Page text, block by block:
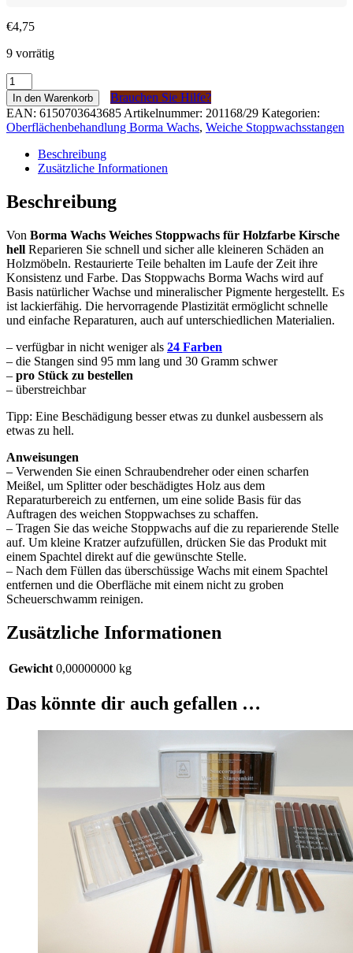
€4,75
9 vorrätig
Borma
Wachs
Zachte
Stopwas
voor
hout
Licht
Kersen
(kleur
29)
In den Warenkorb
Brauchen Sie Hilfe?
EAN: 6150703643685 Artikelnummer: 201168/29 Kategorien:
Oberflächenbehandlung Borma Wachs, Weiche Stoppwachsstangen
Beschreibung
Zusätzliche Informationen
Beschreibung
Von Borma Wachs Weiches Stoppwachs für Holzfarbe Kirsche
hell Reparieren Sie schnell und sicher alle kleineren Schäden an
Holzmöbeln. Restaurierte Teile behalten im Laufe der Zeit ihre
Konsistenz und Farbe. Das Stoppwachs Borma Wachs wird auf
Basis natürlicher Wachse und mineralischer Pigmente hergestellt. Es
ist lackierfähig. Die hervorragende Plastizität ermöglicht schnelle
und einfache Reparaturen, auch auf unterschiedlichen Materialien.
– verfügbar in nicht weniger als 24 Farben
– die Stangen sind 95 mm lang und 30 Gramm schwer
– pro Stück zu bestellen
– überstreichbar
Tipp: Eine Beschädigung besser etwas zu dunkel ausbessern als
etwas zu hell.
Anweisungen
– Verwenden Sie einen Schraubendreher oder einen scharfen
Meißel, um Splitter oder beschädigtes Holz aus dem
Reparaturbereich zu entfernen, um eine solide Basis für das
Auftragen des weichen Stoppwachses zu schaffen.
– Tragen Sie das weiche Stoppwachs auf die zu reparierende Stelle
auf. Um kleine Kratzer aufzufüllen, drücken Sie das Produkt mit
einem Spachtel direkt auf die gewünschte Stelle.
– Nach dem Füllen das überschüssige Wachs mit einem Spachtel
entfernen und die Oberfläche mit einem nicht zu groben
Scheuerschwamm reinigen.
Zusätzliche Informationen
Gewicht 0,00000000 kg
Das könnte dir auch gefallen …